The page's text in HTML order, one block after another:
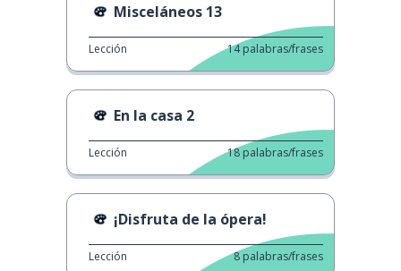
Misceláneos 13
Lección 14 palabras/frases
En la casa 2
Lección 18 palabras/frases
¡Disfruta de la ópera!
Lección 8 palabras/frases